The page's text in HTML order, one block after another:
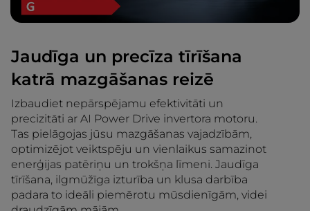
Jaudīga un precīza tīrīšana
katrā mazgāšanas reizē
Izbaudiet nepārspējamu efektivitāti un
precizitāti ar AI Power Drive invertora motoru.
Tas pielāgojas jūsu mazgāšanas vajadzībām,
optimizējot veiktspēju un vienlaikus samazinot
enerģijas patēriņu un trokšņa līmeni. Jaudīga
tīrīšana, ilgmūžīga izturība un klusa darbība
padara to ideāli piemērotu mūsdienīgām, videi